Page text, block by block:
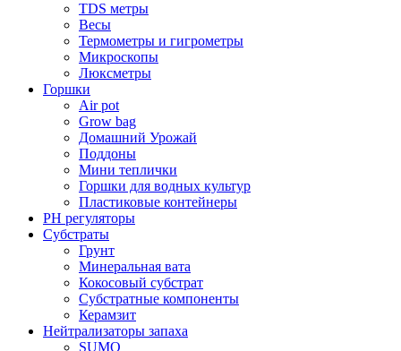
TDS метры
Весы
Термометры и гигрометры
Микроскопы
Люксметры
Горшки
Air pot
Grow bag
Домашний Урожай
Поддоны
Мини теплички
Горшки для водных культур
Пластиковые контейнеры
PH регуляторы
Субстраты
Грунт
Минеральная вата
Кокосовый субстрат
Субстратные компоненты
Керамзит
Нейтрализаторы запаха
SUMO